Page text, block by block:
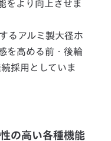
をより向上させま
るアルミ製大径ホ
を高める前・後輪
続採用としていま
の高い各種機能